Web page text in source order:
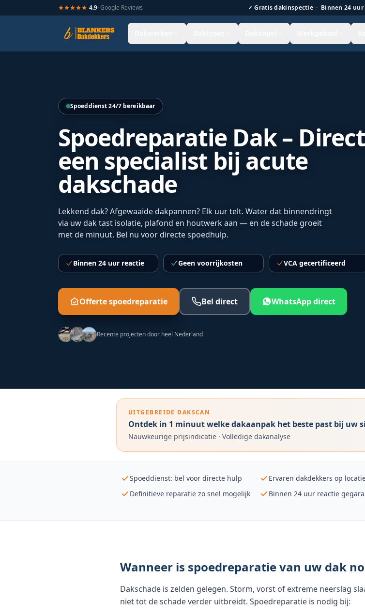
4.9· Google Reviews ✓Gratis dakinspectie · Binnen 24
Spoeddienst 24/7 bereikbaar
Spoedreparatie Dak – Direct
een specialist bij acute
dakschade
Lekkend dak? Afgewaaide dakpannen? Elk uur telt. Water dat binnendringt
via uw dak tast isolatie, plafond en houtwerk aan — en de schade groeit
met de minuut. Bel nu voor directe spoedhulp.
Binnen 24 uur reactie Geen voorrijkosten VCA gecertificeerd
Offerte spoedreparatie Bel direct WhatsApp direct
Recente projecten door heel Nederland
UITGEBREIDE DAKSCAN
Ontdek in 1 minuut welke dakaanpak het beste past bij uw
Nauwkeurige prijsindicatie · Volledige dakanalyse
Spoeddienst: bel voor directe hulp Ervaren dakdekkers op
Definitieve reparatie zo snel mogelijk
Binnen 24 uur reactie
Wanneer is spoedreparatie van uw dak
Dakschade is zelden gelegen. Storm, vorst of extreme neerslag
niet tot de schade verder uitbreidt. Spoedreparatie is nodig bij: